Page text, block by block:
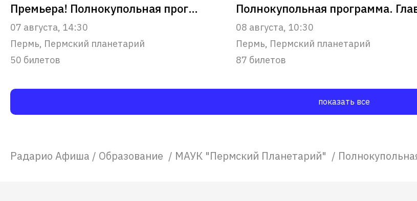
Премьера! Полнокупольная программа "Звёздный путь человечества"
07 августа, 14:30
Пермь, Пермский планетарий
50 билетов
08 августа, 10:30
Пермь, Пермский планетарий
87 билетов
показать все
Радарио Афиша / Образование / МАУК "Пермский Планетарий" /